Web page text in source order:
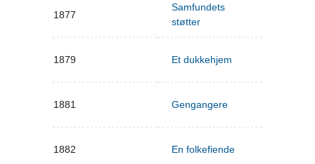
1877
Samfundets
støtter
1879 Et dukkehjem
1881 Gengangere
1882 En folkefiende